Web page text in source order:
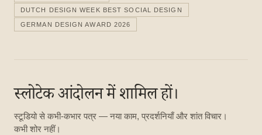
DUTCH DESIGN WEEK BEST SOCIAL DESIGN
GERMAN DESIGN AWARD 2026
स्लोटेक आंदोलन में शामिल हों।
स्टूडियो से कभी-कभार पत्र — नया काम, प्रदर्शनियाँ और शांत विचार।
कभी शोर नहीं।